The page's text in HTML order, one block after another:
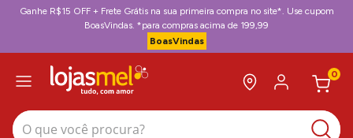
Ganhe R$15 OFF + Frete Grátis na sua primeira compra no site*. Use cupom
BoasVindas. *para compras acima de 199,99
BoasVindas
0
O que você procura?